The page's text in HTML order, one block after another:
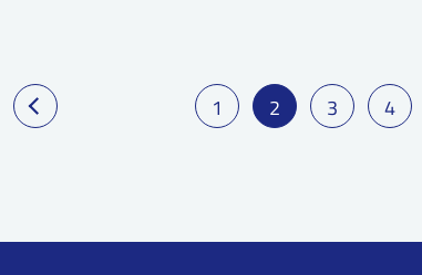
1 2 3 4